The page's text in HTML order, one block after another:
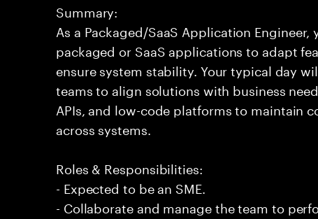
Summary:
As a Packaged/SaaS Application
packaged or SaaS applications to adapt
ensure system stability. Your typical day
teams to align solutions with business
APIs, and low-code platforms to maintain
across systems.
Roles & Responsibilities:
- Expected to be an SME.
- Collaborate and manage the team to